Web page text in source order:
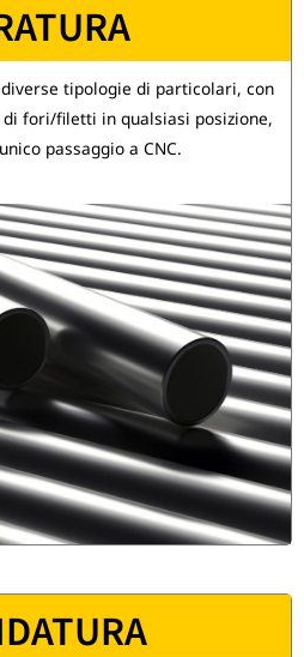
tipologie di particolari, con
fori/filetti in qualsiasi posizione,
passaggio a CNC.